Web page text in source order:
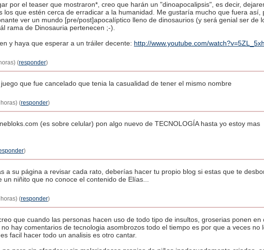
por el teaser que mostraron*, creo que harán un "dinoapocalipsis", es decir,
los que estén cerca de erradicar a la humanidad. Me gustaría mucho que fuera así,
ver un mundo [pre/post]apocalíptico lleno de dinosaurios (y será genial ser de
rama de Dinosauria pertenecen ;-).
y haya que esperar a un tráiler decente: http://www.youtube.com/
(responder)
que fue cancelado que tenia la casualidad de tener el mismo nombre
(responder)
(es sobre celular) pon algo nuevo de TECNOLOGÍA hasta yo estoy mas
)
a su página a revisar cada rato, deberías hacer tu propio blog si estas que te
niñito que no conoce el contenido de Elías...
(responder)
que cuando las personas hacen uso de todo tipo de insultos, groserias ponen en
hay comentarios de tecnologia asombrozos todo el tiempo es por que a veces no
facil hacer todo un analisis es otro cantar.